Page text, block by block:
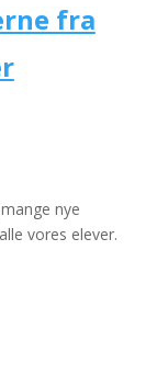
fra
nye
vores elever.